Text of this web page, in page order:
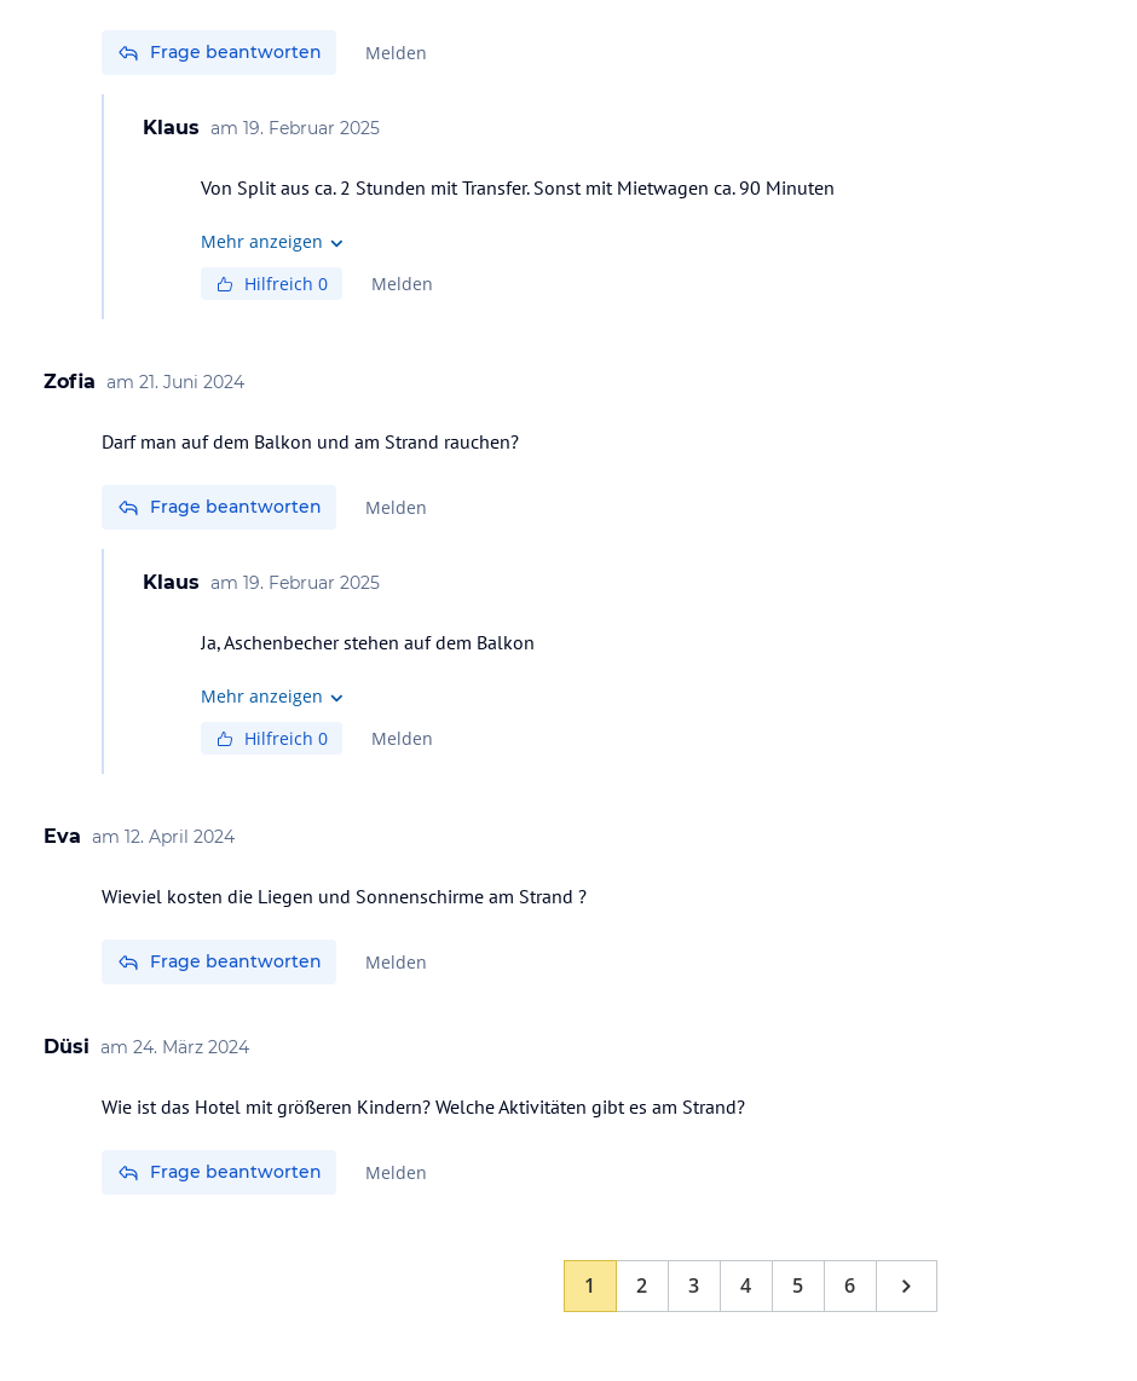
Frage beantworten Melden
Klaus am 19. Februar 2025
Mehr anzeigen
Hilfreich 0 Melden
Zofia am 21. Juni 2024
Darf man auf dem Balkon und am Strand rauchen?
Frage beantworten Melden
Klaus am 19. Februar 2025
Ja, Aschenbecher stehen auf dem Balkon
Mehr anzeigen
Hilfreich 0 Melden
Eva am 12. April 2024
Wieviel kosten die Liegen und Sonnenschirme am Strand ?
Frage beantworten Melden
Düsi am 24. März 2024
Wie ist das Hotel mit größeren Kindern? Welche Aktivitäten gibt es am Strand?
Frage beantworten Melden
1 2 3 4 5 6